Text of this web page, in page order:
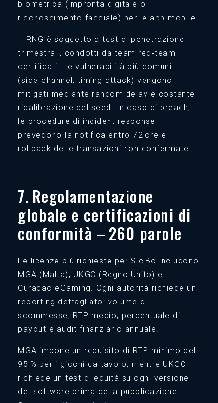
biometrica (impronta digitale o
riconoscimento facciale) per le app mobile.
Il RNG è soggetto a test di penetrazione
trimestrali, condotti da team red‑team
certificati. Le vulnerabilità più comuni
(side‑channel, timing attack) vengono
mitigati mediante random delay e costante
ricalibrazione del seed. In caso di breach,
le procedure di incident response
prevedono la notifica entro 72 ore e il
rollback delle transazioni non confermate.
7. Regolamentazione
globale e certificazioni di
conformità – 260 parole
Le licenze più richieste per Sic Bo includono
MGA (Malta), UKGC (Regno Unito) e
Curacao eGaming. Ogni autorità richiede un
reporting dettagliato: volume di
scommesse, RTP medio, percentuale di
payout e audit finanziario annuale.
MGA impone un requisito di RTP minimo del
95 % per i giochi da tavolo, mentre UKGC
richiede un test di equità su ogni versione
del software prima della pubblicazione.